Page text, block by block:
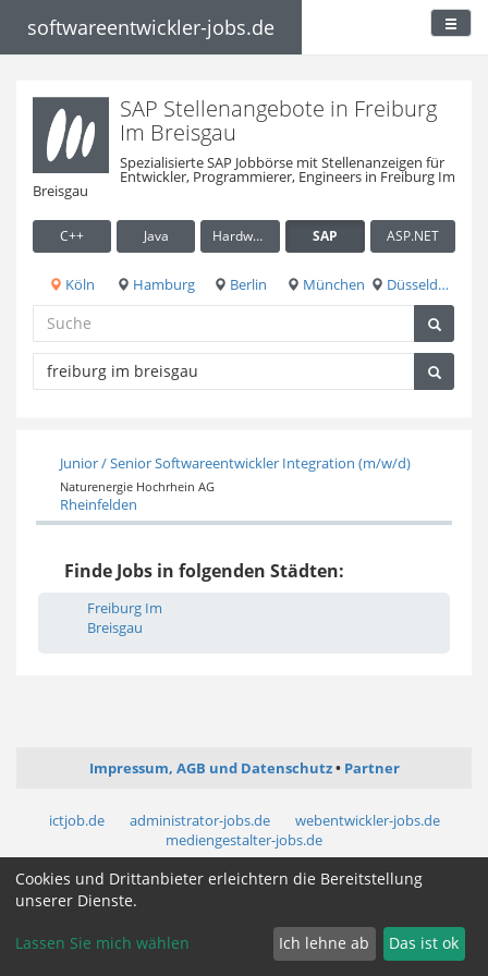
softwareentwickler-jobs.de
SAP Stellenangebote in Freiburg
Im Breisgau
Spezialisierte SAP Jobbörse mit Stellenanzeigen für
Entwickler, Programmierer, Engineers in Freiburg Im
Breisgau
C++ Java Hardware / Embedded SAP ASP.NET
Köln Hamburg Berlin München Düsseldorf
Junior / Senior Softwareentwickler Integration (m/w/d)
Naturenergie Hochrhein AG
Rheinfelden
Finde Jobs in folgenden Städten:
Freiburg Im
Breisgau
Impressum, AGB und Datenschutz Partner
ictjob.de administrator-jobs.de
webentwickler-jobs.de
mediengestalter-jobs.de
Cookies und Drittanbieter erleichtern die Bereitstellung
unserer Dienste.
Lassen Sie mich wählen Ich lehne ab Das ist ok